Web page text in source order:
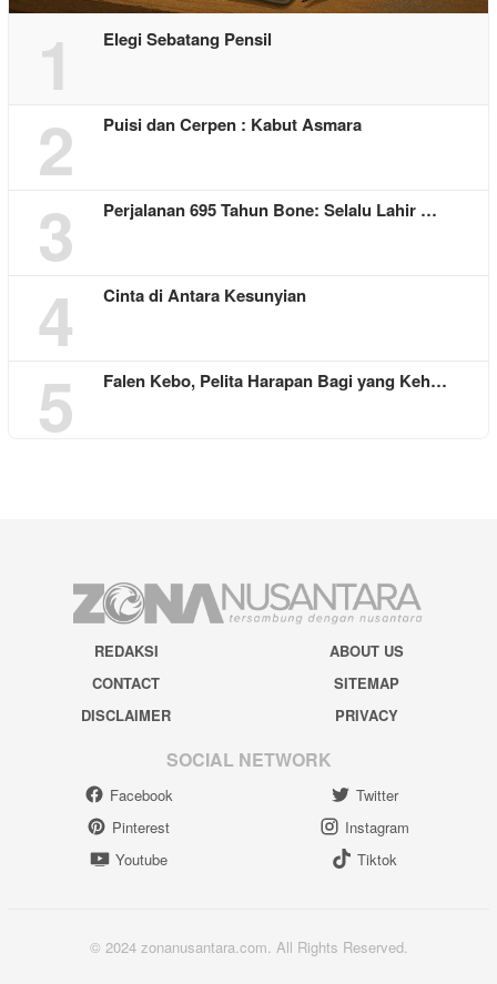
1 Elegi Sebatang Pensil
2 Puisi dan Cerpen : Kabut Asmara
3 Perjalanan 695 Tahun Bone: Selalu Lahir …
4 Cinta di Antara Kesunyian
5 Falen Kebo, Pelita Harapan Bagi yang Keh…
REDAKSI
ABOUT US
CONTACT
SITEMAP
DISCLAIMER
PRIVACY
SOCIAL NETWORK
Facebook
Twitter
Pinterest
Instagram
Youtube
Tiktok
© 2024 zonanusantara.com. All Rights Reserved.